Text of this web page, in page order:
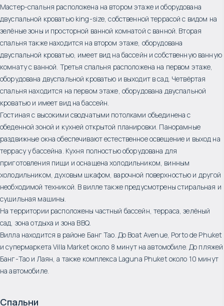
Мастер-спальня расположена на втором этаже и оборудована
двуспальной кроватью king-size, собственной террасой с видом на
зелёные зоны и просторной ванной комнатой с ванной. Вторая
спальня также находится на втором этаже, оборудована
двуспальной кроватью, имеет вид на бассейн и собственную ванную
комнату с ванной. Третья спальня расположена на первом этаже,
оборудована двуспальной кроватью и выходит в сад. Четвёртая
спальня находится на первом этаже, оборудована двуспальной
кроватью и имеет вид на бассейн.
Гостиная с высокими сводчатыми потолками объединена с
обеденной зоной и кухней открытой планировки. Панорамные
раздвижные окна обеспечивают естественное освещение и выход на
террасу у бассейна. Кухня полностью оборудована для
приготовления пищи и оснащена холодильником, винным
холодильником, духовым шкафом, варочной поверхностью и другой
необходимой техникой. В вилле также предусмотрены стиральная и
сушильная машины.
На территории расположены частный бассейн, терраса, зелёный
сад, зона отдыха и зона BBQ.
Вилла находится в районе Банг Тао. До Boat Avenue, Porto de Phuket
и супермаркета Villa Market около 8 минут на автомобиле. До пляжей
Банг-Тао и Лаян, а также комплекса Laguna Phuket около 10 минут
на автомобиле.
Спальни